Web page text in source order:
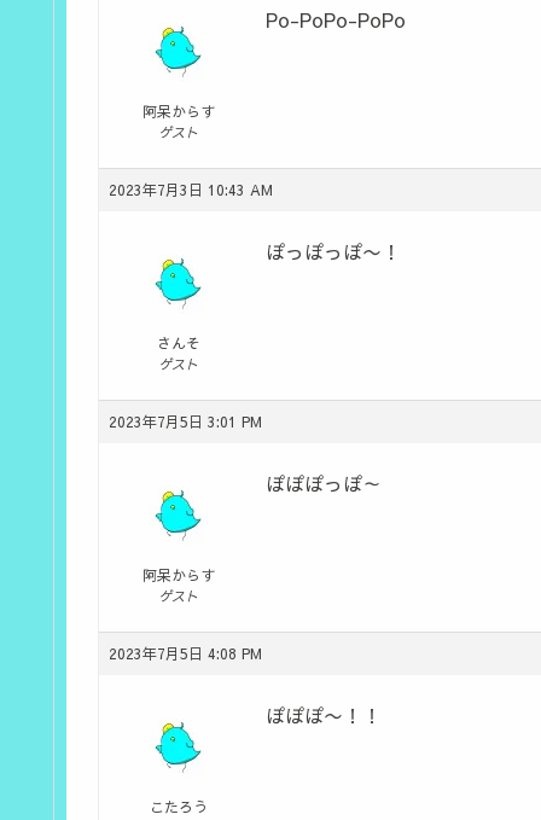
阿呆からす
ゲスト
Po-PoPo-PoPo
2023年7月3日 10:43 AM
さんそ
ゲスト
ぽっぽっぽ〜！
2023年7月5日 3:01 PM
阿呆からす
ゲスト
ぽぽぽっぽ～
2023年7月5日 4:08 PM
こたろう
ぽぽぽ〜！！